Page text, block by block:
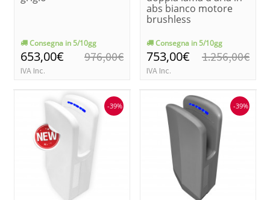
Consegna in 5/10gg
653,00€
IVA Inc.
976,00€
abs bianco motore
brushless
Consegna in 5/10gg
753,00€
IVA Inc.
1.256,00€
-39% -39%